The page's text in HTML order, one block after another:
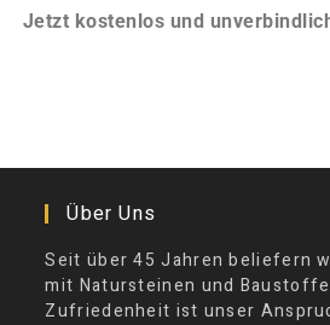
Jetzt kostenlos und
Über Uns
Seit über 45 Jahren beliefern
mit Natursteinen und
Zufriedenheit ist unser